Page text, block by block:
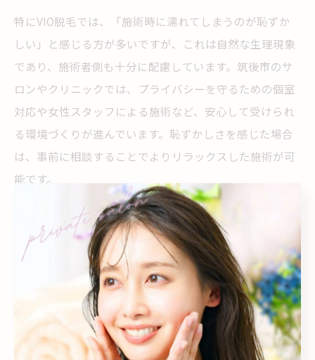
特にVIO脱毛では、「施術時に濡れてしまうのが恥ずか
しい」と感じる方が多いですが、これは自然な生理現象
であり、施術者側も十分に配慮しています。筑後市のサ
ロンやクリニックでは、プライバシーを守るための個室
対応や女性スタッフによる施術など、安心して受けられ
る環境づくりが進んでいます。恥ずかしさを感じた場合
は、事前に相談することでよりリラックスした施術が可
能です。
脱毛 八女エリアの効果的な通い方を紹介
八女エリアや筑後市周辺で脱毛を検討する際は、通いや
すさと予約の取りやすさが重要なポイントとなります。
効果的に通うためには、毛周期に合わせて1〜2カ月ごと
に定期的な施術を受けることが推奨されます。特に医療
脱毛は予約が混み合うことがあるため、早めのスケジュ